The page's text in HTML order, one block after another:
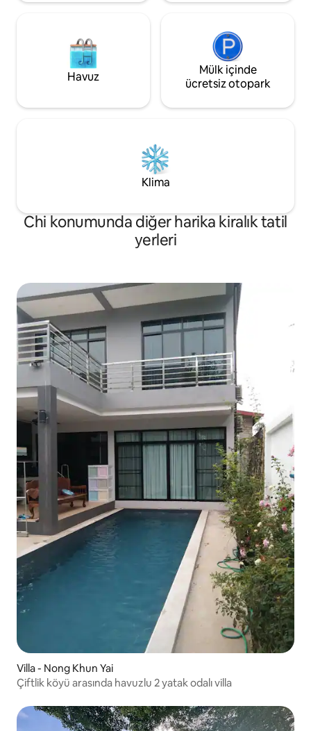
Havuz
Mülk içinde
ücretsiz otopark
Klima
Chi konumunda diğer harika kiralık tatil
yerleri
Villa - Nong Khun Yai
Çiftlik köyü arasında havuzlu 2 yatak odalı villa